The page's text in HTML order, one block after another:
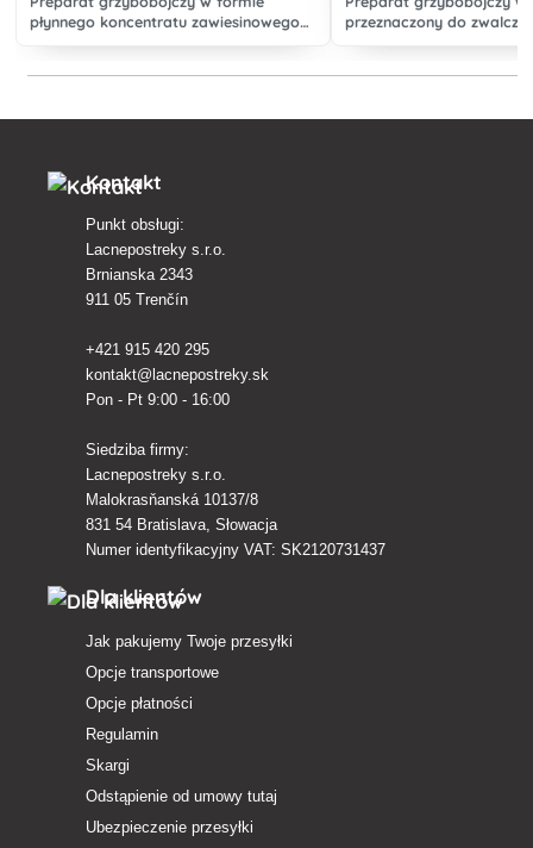
płynnego koncentratu zawiesinowego
grzybowych kukurydzy, winorośli,
przeznaczony do
Kontakt
Punkt obsługi:
Lacnepostreky s.r.o.
Brnianska 2343
911 05 Trenčín
+421 915 420 295
kontakt@lacnepostreky.sk
Pon - Pt 9:00 - 16:00
Siedziba firmy:
Lacnepostreky s.r.o.
Malokrasňanská 10137/8
831 54 Bratislava, Słowacja
Numer identyfikacyjny VAT: SK2120731437
Dla klientów
Jak pakujemy Twoje przesyłki
Opcje transportowe
Opcje płatności
Regulamin
Skargi
Odstąpienie od umowy tutaj
Ubezpieczenie przesyłki